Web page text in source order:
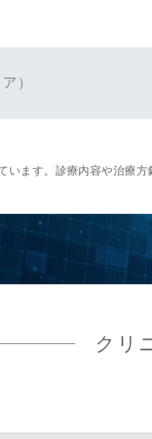
）
ます。診療内容や治療方
クリ